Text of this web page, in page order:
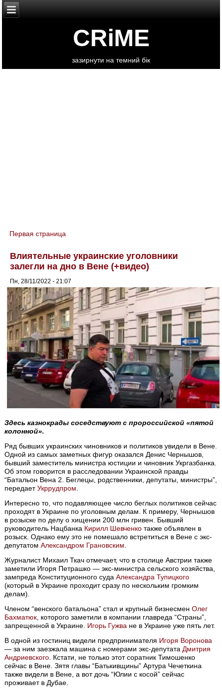
CRiME
зазирнути на темний бік
You are here
Первая страница
Влиятельные украинские уголовники
залегли на дно в Вене (+видео)
Пн, 28/11/2022 - 21:07
Здесь казнокрады соседствуют с пророссийской «пятой
колонной».
Ряд бывших украинских чиновников и политиков увидели в Вене.
Одной из самых заметных фигур оказался Денис Чернышов,
бывший заместитель министра юстиции и чиновник Укргазбанка.
Об этом говорится в расследовании Украинской правды
“Батальон Вена 2. Беглецы, родственники, депутаты, министры”,
передаетУкррудпром
Интересно то, что подавляющее число беглых политиков сейчас
проходят в Украине по уголовным делам. К примеру, Чернышов
в розыске по делу о хищении 200 млн гривен. Бывший
руководитель Нацбанка Кирилл Шевченко также объявлен в
розыск. Однако ему это не помешало встретиться в Вене с экс-
депутатомАлександром Грановским
Журналист Михаил Ткач отмечает, что в столице Австрии также
заметили Игоря Петрашко — экс-министра сельского хозяйства,
зампреда Конституционного судаАлександра Тупицкого
(который в Украине проходит сразу по нескольким громким
делам).
Членом “венского батальона” стал и крупный бизнесменОлег
Бахматюк , которого заметили в компании главреда “Страны”,
запрещенной в Украине. Игорь Гужва не в Украине уже пять лет.
В одной из гостиниц видели предпринимателя Игоря Воронова
— за ним заезжала машина с номерами экс-депутата Дмитрия
Андриевского . Кстати, не только этот соратник Тимошенко
сейчас в Вене. Зятя главы “Батькивщины” Артура Чечеткина
также видели в Вене, а вот дочь “Юлии с косой” сейчас
проживает в Дубае.